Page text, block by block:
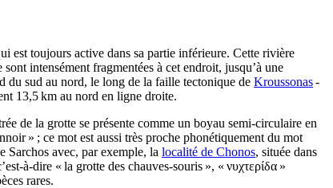
est toujours active dans sa partie inférieure. Cette rivière
intensément fragmentées à cet endroit, jusqu’à une
du sud au nord, le long de la faille tectonique de Kroussonas-
13,5 km au nord en ligne droite.
de la grotte se présente comme un boyau semi-circulaire en
» ; ce mot est aussi très proche phonétiquement du mot
Sarchos avec, par exemple, la localité de Chonos, située dans
à-dire « la grotte des chauves-souris », « νυχτερίδα »
rares.